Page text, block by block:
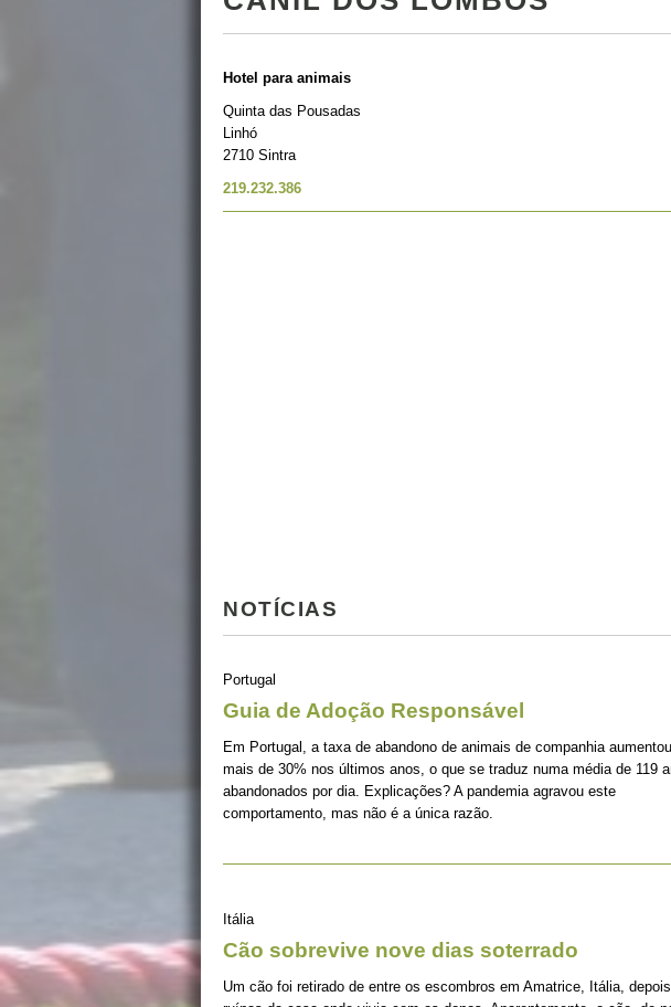
Hotel para animais
Quinta das Pousadas
Linhó
2710 Sintra
219.232.386
NOTÍCIAS
Portugal
Guia de Adoção Responsável
Em Portugal, a taxa de abandono de animais de companhia
mais de 30% nos últimos anos, o que se traduz numa média de 119
abandonados por dia. Explicações? A pandemia agravou este
comportamento, mas não é a única razão.
Itália
Cão sobrevive nove dias soterrado
Um cão foi retirado de entre os escombros em Amatrice, Itália,